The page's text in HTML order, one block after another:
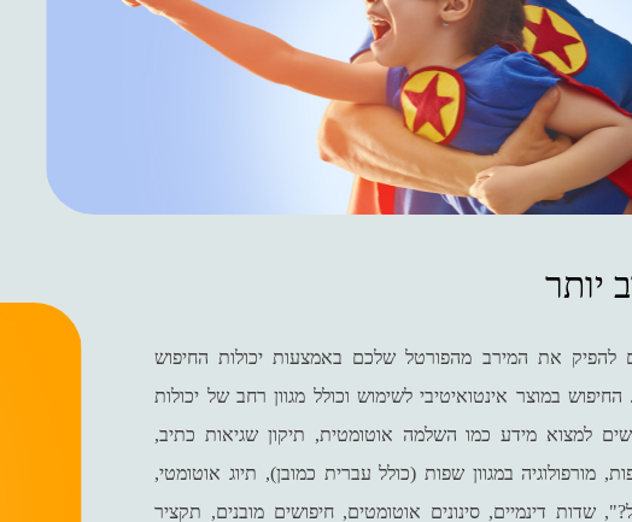
יותר
להפיק את המירב מהפורטל שלכם באמצעות יכולות החיפוש
במוצר אינטואיטיבי לשימוש וכולל מגוון רחב של יכולות
למצוא מידע כמו השלמה אוטומטית, תיקון שגיאות כתיב,
מורפולוגיה במגוון שפות (כולל עברית כמובן), תיוג אוטומטי,
שדות דינמיים, סינונים אוטומטים, חיפושים מובנים, תקציר